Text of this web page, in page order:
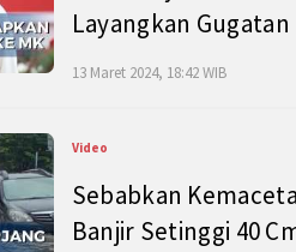
Layangkan
13 Maret 2024, 18:42 WIB
Video
Sebabkan
Banjir Setinggi 40